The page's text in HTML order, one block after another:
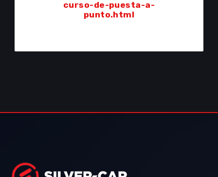
¡Reserva tu plaza!
curso-de-puesta-a-